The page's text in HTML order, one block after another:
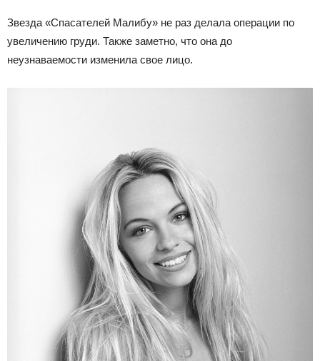
Звезда «Спасателей Малибу» не раз делала операции по
увеличению груди. Также заметно, что она до
неузнаваемости изменила свое лицо.